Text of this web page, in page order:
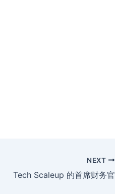
NEXT
Tech Scaleup 的首席财务官